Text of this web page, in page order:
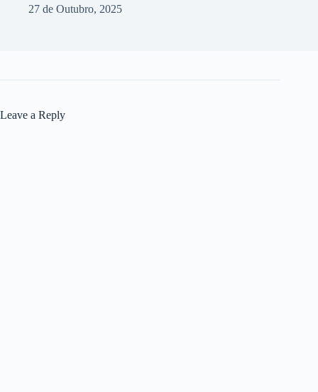
27 de Outubro, 2025
Leave a Reply